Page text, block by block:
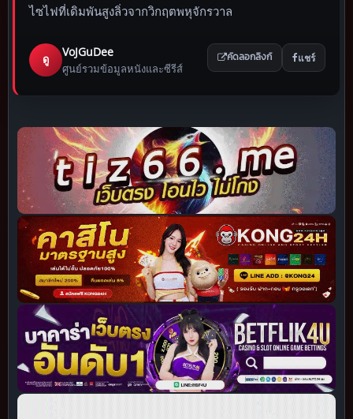
ไซไฟที่เดิมพันสูงลิ่วจากวิกฤตพหุจักรวาล
ดู
VoJGuDee
ศูนย์รวมข้อมูลหนังและซีรีส์
คัดลอกลิงก์ แชร์